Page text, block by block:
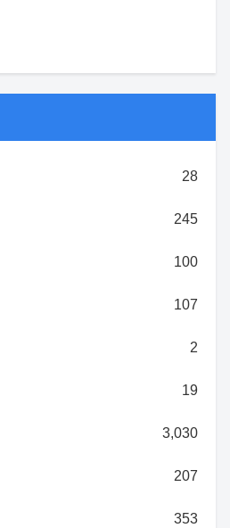
28
245
100
107
2
19
3,030
207
353